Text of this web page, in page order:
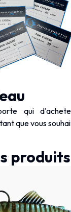
qui
que vous
produits